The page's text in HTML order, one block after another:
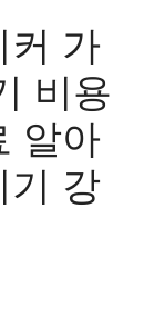
커 가
비용
알아
기 강